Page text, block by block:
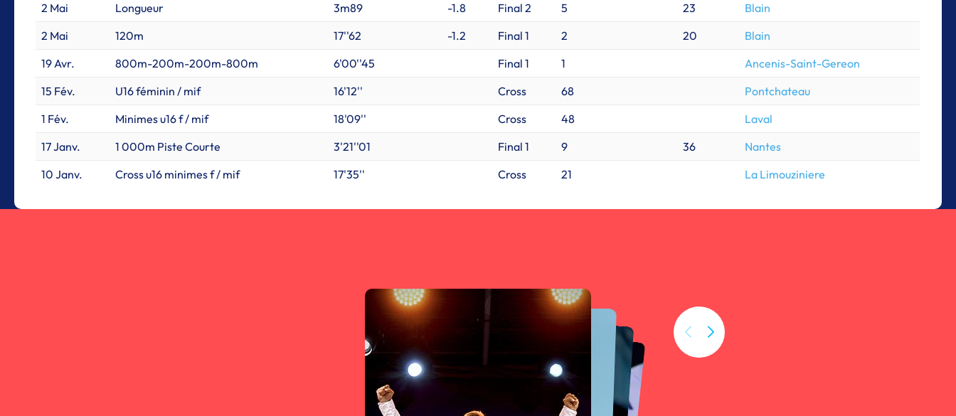
2 Mai
Longueur 3m89 -1.8 Final 2 5 23
Blain
2 Mai
120m 17''62 -1.2 Final 1 2 20
Blain
19 Avr.
800m-200m-200m-800m 6'00''45 Final 1 1
Ancenis-Saint-Gereon
15 Fév.
U16 féminin / mif 16'12'' Cross 68
Pontchateau
1 Fév.
Minimes u16 f / mif 18'09'' Cross 48
Laval
17 Janv.
1 000m Piste Courte 3'21''01 Final 1 9 36
Nantes
10 Janv.
Cross u16 minimes f / mif 17'35'' Cross 21 La Limouziniere